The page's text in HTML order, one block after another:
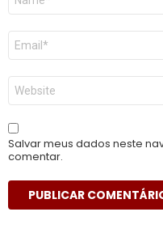
E-
mail
*
Site
Salvar meus dados neste
comentar.